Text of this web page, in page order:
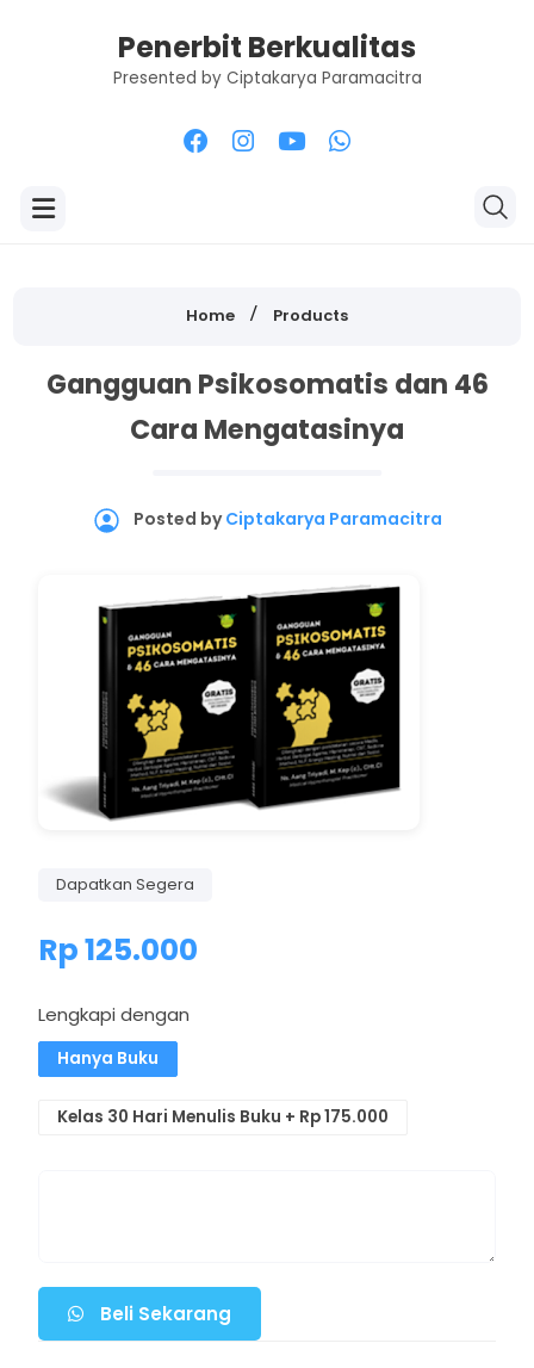
Penerbit Berkualitas
Presented by Ciptakarya Paramacitra
Home Products
Gangguan Psikosomatis dan 46
Cara Mengatasinya
Posted byCiptakarya Paramacitra
Dapatkan Segera
Rp 125.000
Lengkapi dengan
Hanya Buku
Kelas 30 Hari Menulis Buku + Rp 175.000
Beli Sekarang